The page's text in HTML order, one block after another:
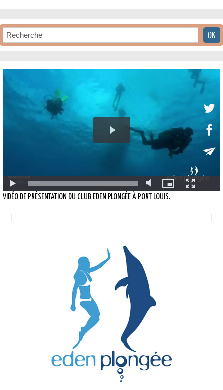
VIDÉO DE PRÉSENTATION DU CLUB EDEN PLONGÉE À PORT LOUIS.